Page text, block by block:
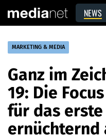
NEWS
MARKETING & MEDIA
Ganz im
19: Die
für das
ernüchternd